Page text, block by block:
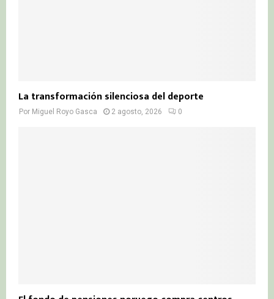
La transformación silenciosa del deporte
Por Miguel Royo Gasca 2 agosto, 2026 0